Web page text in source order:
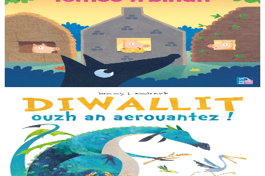
Les trois petits cochons
Il était une fois trois joyeux petits cochons qui vivaient avec leurs
parents. Il était temps pour chacun d’avoir sa propre maison ! Cette
collection propose...
12,00 €
Bannoù-heol
Look out, it's a Dragon!
Eflammez la dragonne est en quête d'une nouvelle maison. Mais
quand elle trouve la forêt parfaite, elle n'est pas la bienvenue...
"Ouste ! On ne veut pas de...